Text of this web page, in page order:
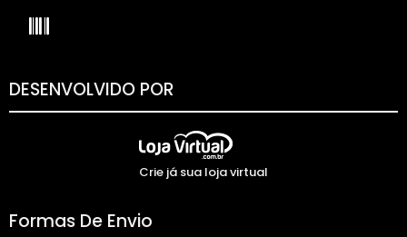
DESENVOLVIDO POR
Crie já sua loja virtual
Formas De Envio